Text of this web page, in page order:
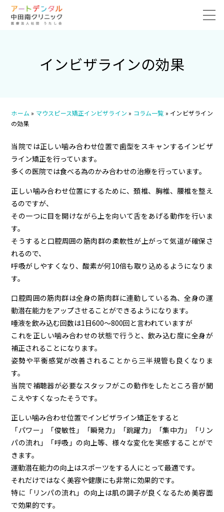
インビザラインの効果
ホーム » マウスピース矯正インビザライン » コラム一覧 » インビザライン
の効果
当院では正しい噛み合わせ位置で歯型をスキャンするインビザ
ライン矯正を行っています。
多くの医院では食べる為のかみ合わせの治療を行っています。
正しい噛み合わせ位置にするために、頚椎、胸椎、腰椎を整え
るのですが、
その一つに目を開けながら上を向いて舌をあげる動作を行いま
す。
そうすると口腔周囲の筋肉群の柔軟性が上がって気道が確保さ
れるので、
呼吸がしやすくなり、酸素が何10倍も取り込めるようになりま
す。
口腔周囲の筋肉群は全身の筋肉群に連動している為、全身の運
動潜在能力をアップさせることができるようになります。
唾液を飲み込む回数は1日600～800回と言われていますが
これを正しい噛み合わせの状態で行うと、飲み込む度に全身が
補正されることになります。
姿勢や平衡感覚が改善されることから三半規管も良くなりま
す。
当院で補聴器が必要なスタッフがこの動作をしたところ音が聞
こえやすくなったそうです。
正しい噛み合わせ位置でインビザライン矯正をすると
「パワー」「俊敏性」「瞬発力」「跳躍力」「集中力」「リン
パの流れ」「呼吸」の向上等、様々な変化を実感することがで
きます。
運動潜在能力の向上はスポーツをする人にとって最適です。
それだけではなく美容や健康にも非常に効果的です。
特に「リンパの流れ」の向上は肌の調子が良くなるため美容面
で効果的です。